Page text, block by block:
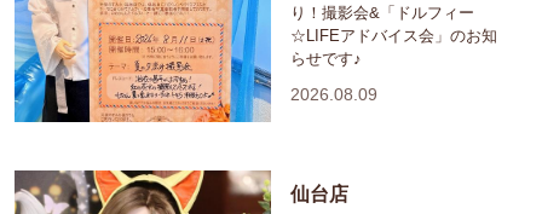
り！撮影会&「ドルフィー
☆LIFEアドバイス会」のお知
らせです♪
2026.08.09
仙台店